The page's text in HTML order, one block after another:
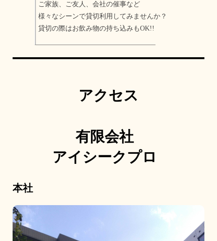
ご家族、ご友人、会社の催事など
様々なシーンで貸切利用してみませんか？
貸切の際はお飲み物の持ち込みもOK!!
アクセス
有限会社
アイシークプロ
本社